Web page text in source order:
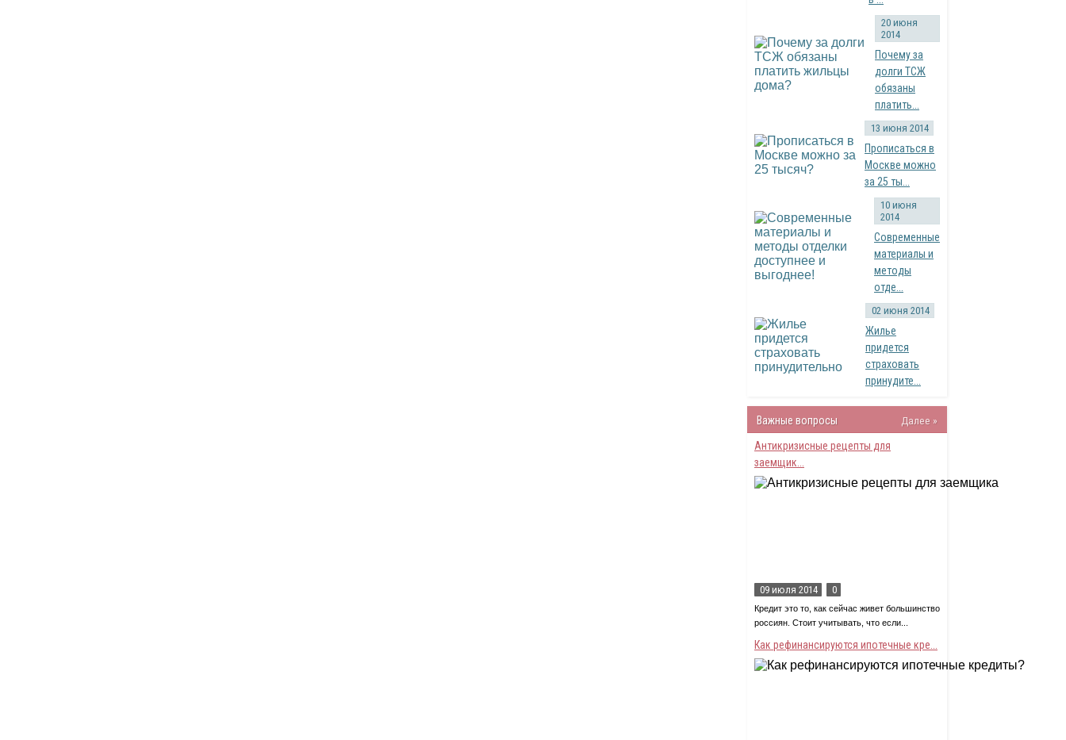
20 июня
2014
Почему за
долги ТСЖ
обязаны
платить...
13 июня 2014
Прописаться в
Москве можно
за 25 ты...
10 июня
2014
Современные
материалы и
методы
отде...
02 июня 2014
Жилье
придется
страховать
принудите...
Важные вопросы
Далее »
Антикризисные рецепты для
заемщик...
09 июля 2014 0
Кредит это то, как сейчас живет большинство
россиян. Стоит учитывать, что если...
Как рефинансируются ипотечные кре...